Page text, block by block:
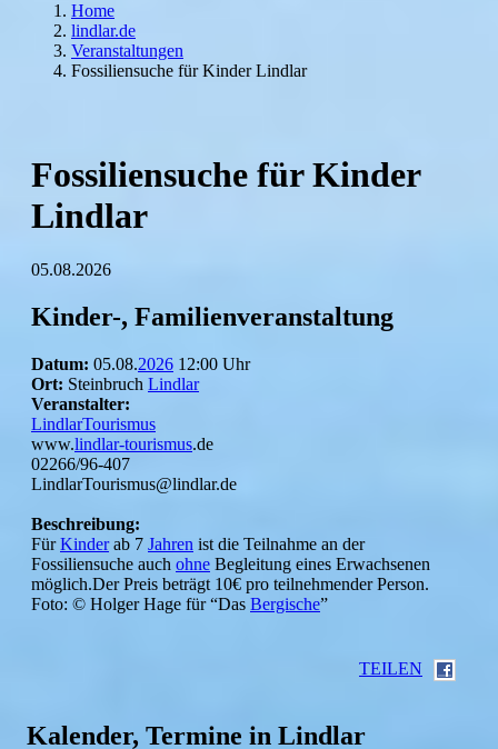
Home
lindlar.de
Veranstaltungen
Fossiliensuche für Kinder Lindlar
Fossiliensuche für Kinder
Lindlar
05.08.2026
Kinder-, Familienveranstaltung
Datum: 05.08.2026 12:00 Uhr
Ort: Steinbruch Lindlar
Veranstalter:
LindlarTourismus
www.lindlar-tourismus.de
02266/96-407
LindlarTourismus@lindlar.de
Beschreibung:
FürKinderab 7 Jahren ist die Teilnahme an der
Fossiliensuche auch ohne Begleitung eines Erwachsenen
möglich.Der Preis beträgt 10€ pro teilnehmender Person.
Foto: © Holger Hage für “Das Bergische”
TEILEN
Kalender, Termine in Lindlar